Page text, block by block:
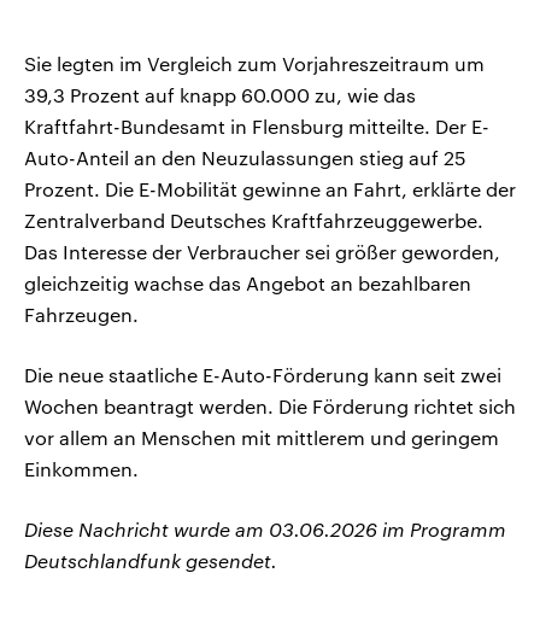
Sie legten im Vergleich zum Vorjahreszeitraum um
39,3 Prozent auf knapp 60.000 zu, wie das
Kraftfahrt-Bundesamt in Flensburg mitteilte. Der E-
Auto-Anteil an den Neuzulassungen stieg auf 25
Prozent. Die E-Mobilität gewinne an Fahrt, erklärte der
Zentralverband Deutsches Kraftfahrzeuggewerbe.
Das Interesse der Verbraucher sei größer geworden,
gleichzeitig wachse das Angebot an bezahlbaren
Fahrzeugen.
Die neue staatliche E-Auto-Förderung kann seit zwei
Wochen beantragt werden. Die Förderung richtet sich
vor allem an Menschen mit mittlerem und geringem
Einkommen.
Diese Nachricht wurde am 03.06.2026 im Programm
Deutschlandfunk gesendet.